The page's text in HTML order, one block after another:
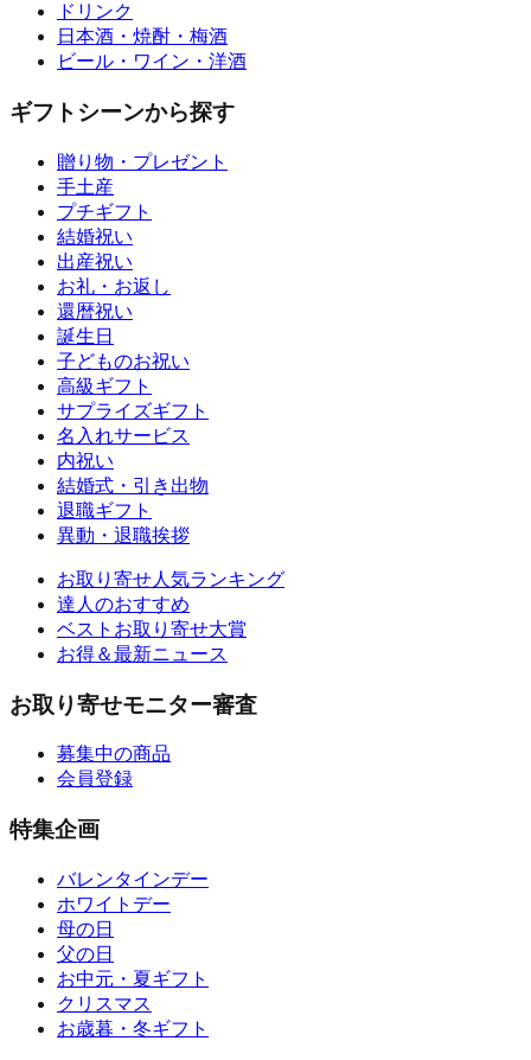
ドリンク
日本酒・焼酎・梅酒
ビール・ワイン・洋酒
ギフトシーンから探す
贈り物・プレゼント
手土産
プチギフト
結婚祝い
出産祝い
お礼・お返し
還暦祝い
誕生日
子どものお祝い
高級ギフト
サプライズギフト
名入れサービス
内祝い
結婚式・引き出物
退職ギフト
異動・退職挨拶
お取り寄せ人気ランキング
達人のおすすめ
ベストお取り寄せ大賞
お得＆最新ニュース
お取り寄せモニター審査
募集中の商品
会員登録
特集企画
バレンタインデー
ホワイトデー
母の日
父の日
お中元・夏ギフト
クリスマス
お歳暮・冬ギフト